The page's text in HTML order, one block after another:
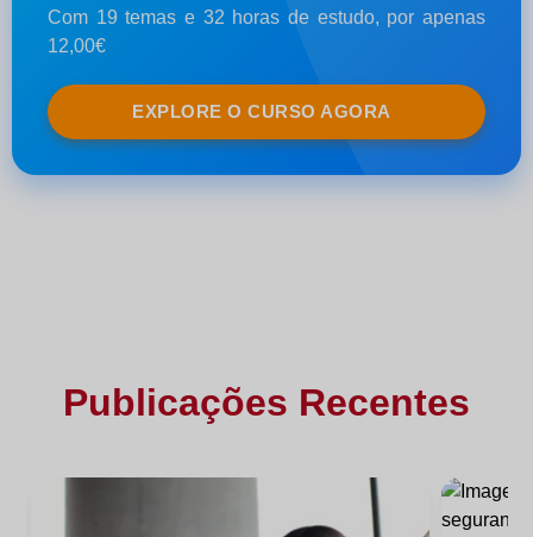
Com 19 temas e 32 horas de estudo, por apenas
12,00€
EXPLORE O CURSO AGORA
Publicações Recentes